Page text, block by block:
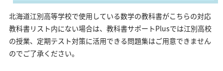
北海道江別高等学校で使用している数学の教科書がこちらの対応
教科書リスト内にない場合は、教科書サポートPlusでは江別高校
の授業、定期テスト対策に活用できる問題集はご用意できません
のでご了承ください。